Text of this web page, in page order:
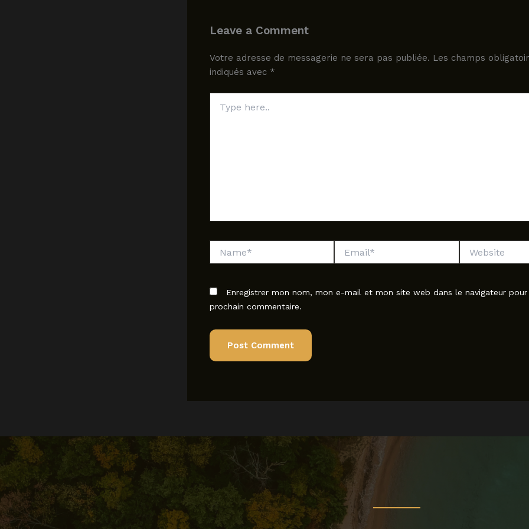
Leave a Comment
Votre adresse de messagerie ne sera pas publiée. Les champs
indiqués avec *
here..
Enregistrer mon nom, mon e-mail et mon site web dans le navigateur pour
prochain commentaire.